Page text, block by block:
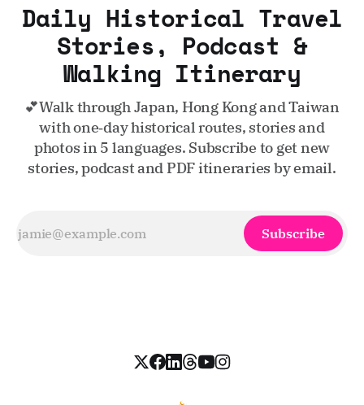
Daily Historical Travel
Stories, Podcast &
Walking Itinerary
💕Walk through Japan, Hong Kong and Taiwan
with one‑day historical routes, stories and
photos in 5 languages. Subscribe to get new
stories, podcast and PDF itineraries by email.
Subscribe